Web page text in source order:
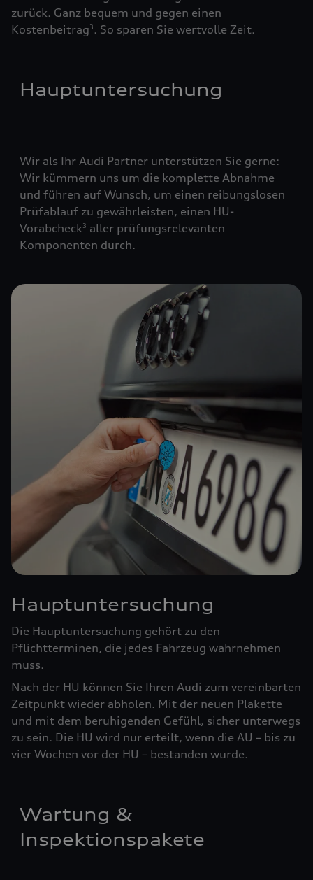
zurück. Ganz bequem und gegen einen
Kostenbeitrag3. So sparen Sie wertvolle Zeit.
Hauptuntersuchung
Wir als Ihr Audi Partner unterstützen Sie gerne:
Wir kümmern uns um die komplette Abnahme
und führen auf Wunsch, um einen reibungslosen
Prüfablauf zu gewährleisten, einen HU-
Vorabcheck3 aller prüfungsrelevanten
Komponenten durch.
Hauptuntersuchung
Die Hauptuntersuchung gehört zu den
Pflichtterminen, die jedes Fahrzeug wahrnehmen
muss.
Nach der HU können Sie Ihren Audi zum vereinbarten
Zeitpunkt wieder abholen. Mit der neuen Plakette
und mit dem beruhigenden Gefühl, sicher unterwegs
zu sein. Die HU wird nur erteilt, wenn die AU – bis zu
vier ­Woch­en vor der HU – bestanden wurde.
Wartung &
Inspektionspakete